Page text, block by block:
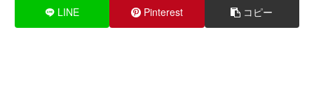
LINE Pinterest コピー